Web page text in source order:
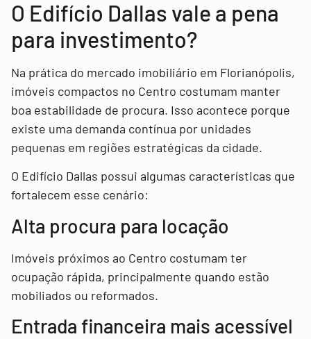
O Edifício Dallas vale a pena
para investimento?
Na prática do mercado imobiliário em Florianópolis,
imóveis compactos no Centro costumam manter
boa estabilidade de procura. Isso acontece porque
existe uma demanda contínua por unidades
pequenas em regiões estratégicas da cidade.
O Edifício Dallas possui algumas características que
fortalecem esse cenário:
Alta procura para locação
Imóveis próximos ao Centro costumam ter
ocupação rápida, principalmente quando estão
mobiliados ou reformados.
Entrada financeira mais acessível